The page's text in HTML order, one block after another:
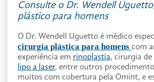
Consulte o Dr. Wendell
plástico para homens
O Dr. Wendell Uguetto é médico
cirurgia plástica para homens com
experiência em rinoplastia, cirurgia de
lipo a laser, entre outros
muitos com cobertura pela Omint, e